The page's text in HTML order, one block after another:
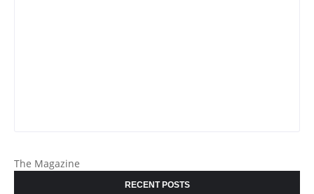
The Magazine
RECENT POSTS